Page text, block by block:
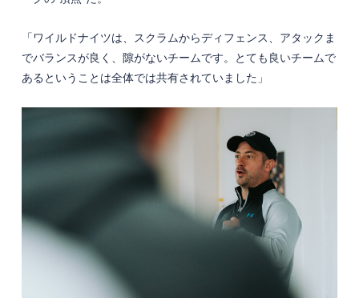
「ワイルドナイツは、スクラムからディフェンス、アタックま
でバランスが良く、隙がないチームです。とても良いチームで
あるということは全体では共有されていました」